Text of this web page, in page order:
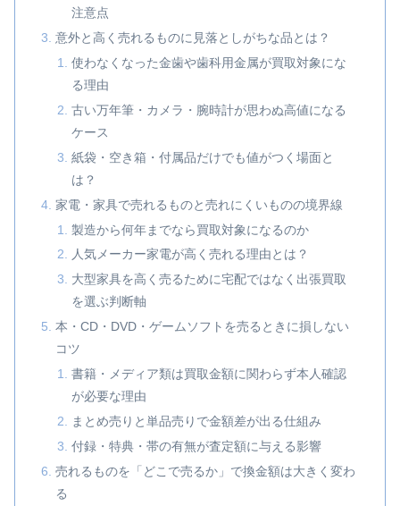
注意点
意外と高く売れるものに見落としがちな品とは？
使わなくなった金歯や歯科用金属が買取対象にな
る理由
古い万年筆・カメラ・腕時計が思わぬ高値になる
ケース
紙袋・空き箱・付属品だけでも値がつく場面と
は？
家電・家具で売れるものと売れにくいものの境界線
製造から何年までなら買取対象になるのか
人気メーカー家電が高く売れる理由とは？
大型家具を高く売るために宅配ではなく出張買取
を選ぶ判断軸
本・CD・DVD・ゲームソフトを売るときに損しない
コツ
書籍・メディア類は買取金額に関わらず本人確認
が必要な理由
まとめ売りと単品売りで金額差が出る仕組み
付録・特典・帯の有無が査定額に与える影響
売れるものを「どこで売るか」で換金額は大きく変わ
る